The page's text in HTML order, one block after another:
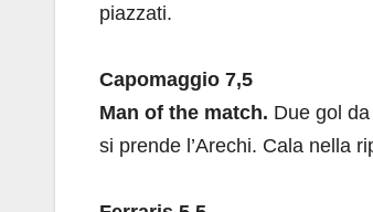
piazzati.
Capomaggio 7,5
Man of the match. Due gol
si prende l’Arechi. Cala nella